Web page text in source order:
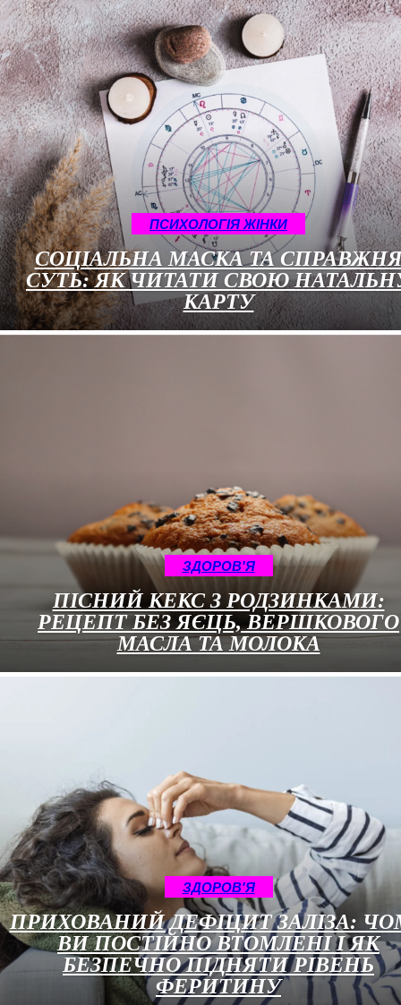
ПСИХОЛОГІЯ ЖІНКИ
СОЦІАЛЬНА МАСКА ТА
СУТЬ: ЯК ЧИТАТИ СВОЮ
КАРТУ
ЗДОРОВ'Я
ПІСНИЙ КЕКС З РОДЗИНКАМИ:
РЕЦЕПТ БЕЗ ЯЄЦЬ, ВЕРШКОВОГО
МАСЛА ТА МОЛОКА
ЗДОРОВ'Я
ПРИХОВАНИЙ ДЕФІЦИТ ЗАЛІЗА:
ВИ ПОСТІЙНО ВТОМЛЕНІ І ЯК
БЕЗПЕЧНО ПІДНЯТИ РІВЕНЬ
ФЕРИТИНУ